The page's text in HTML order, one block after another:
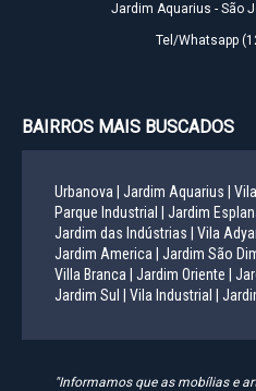
Jardim Aquarius - São
Tel/Whatsapp
BAIRROS MAIS BUSCADOS
Urbanova | Jardim Aquarius |
Parque Industrial |
Jardim
Jardim das Indústrias |
Vila
Jardim America |
Jardim São
Villa Branca |
Jardim Oriente |
Jardim Sul |
Vila Industrial |
"Informamos que as mobílias e